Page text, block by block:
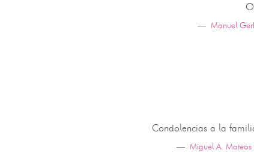
Manuel
Condolencias a la
Miguel A.